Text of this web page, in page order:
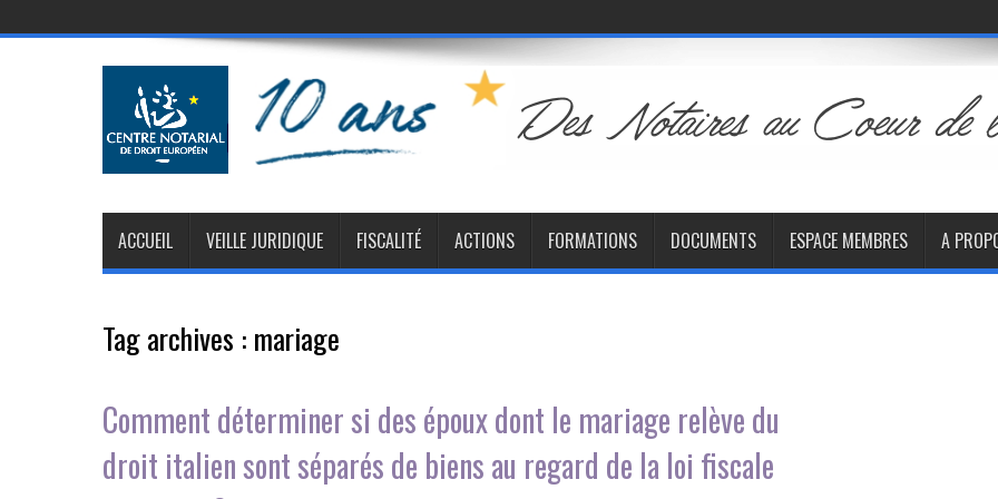
ACCUEIL VEILLE JURIDIQUE FISCALITÉ ACTIONS FORMATIONS DOCUMENTS ESPACE MEMBRES A
Tag archives : mariage
Comment déterminer si des époux dont le mariage relève du
droit italien sont séparés de biens au regard de la loi fiscale